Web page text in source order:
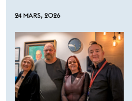
24 MARS, 2026